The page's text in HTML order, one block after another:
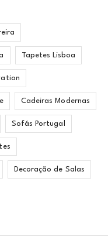
Tapetes Lisboa
Cadeiras Modernas
Sofás Portugal
Decoração de Salas